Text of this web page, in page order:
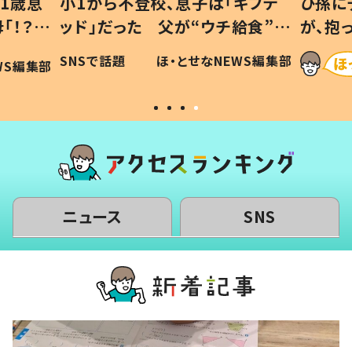
？」
編集部
ッド」だった 父が“ウチ給食”を
作り続ける理由とは #令和の親
#令和の子
SNSで話題 ほ・とせなNEWS編集部
が、
「涙が
い」
ニュース SNS